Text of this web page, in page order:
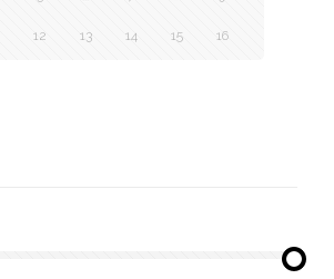
12 13 14 15 16